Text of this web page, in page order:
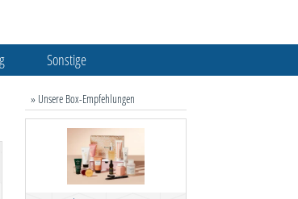
Sonstige
» Unsere Box-Empfehlungen